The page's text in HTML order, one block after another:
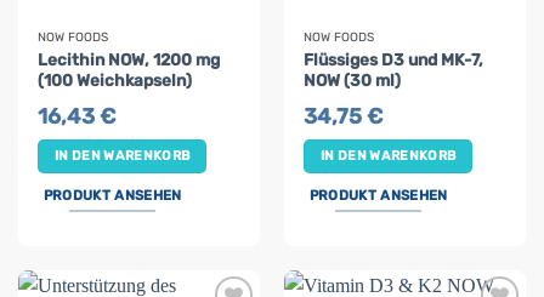
NOW FOODS
Lecithin NOW, 1200 mg
(100 Weichkapseln)
16,43€
IN DEN WARENKORB
PRODUKT ANSEHEN
NOW FOODS
Flüssiges D3 und MK-7,
NOW (30 ml)
34,75€
IN DEN WARENKORB
PRODUKT ANSEHEN